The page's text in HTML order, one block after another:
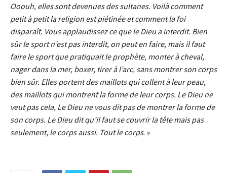
Ooouh, elles sont devenues des sultanes. Voilà comment
petit à petit la religion est piétinée et comment la foi
disparaît. Vous applaudissez ce que le Dieu a interdit. Bien
sûr le sport n’est pas interdit, on peut en faire, mais il faut
faire le sport que pratiquait le prophète, monter à cheval,
nager dans la mer, boxer, tirer à l’arc, sans montrer son corps
bien sûr. Elles portent des maillots qui collent à leur peau,
des maillots qui montrent la forme de leur corps. Le Dieu ne
veut pas cela, Le Dieu ne vous dit pas de montrer la forme de
son corps. Le Dieu dit qu’il faut se couvrir la tête mais pas
seulement, le corps aussi. Tout le corps. »